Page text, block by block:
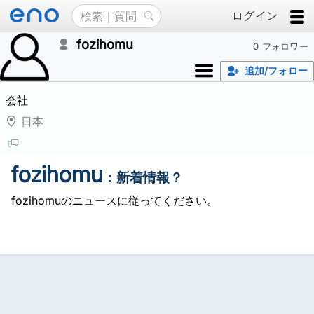
ログイン
0 フォロワー
fozihomu
追加/フォロー
会社
日本
fozihomu ：新着情報？
fozihomuのニュースに従ってください。